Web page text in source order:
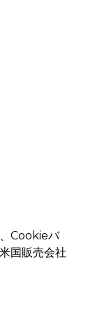
Cookieバ
国販売会社